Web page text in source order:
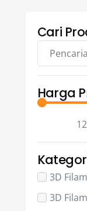
Cari
Harga
3D
3D